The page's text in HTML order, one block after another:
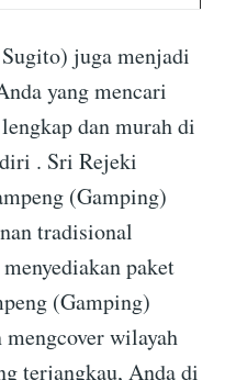
juga menjadi
yang mencari
dan murah di
. Sri Rejeki
(Gamping)
tradisional
paket
(Gamping)
wilayah
terjangkau, Anda di